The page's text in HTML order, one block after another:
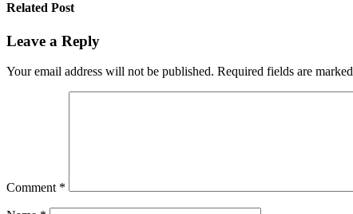
Related Post
Leave a Reply
Your email address will not be published. Required fields are marked
Comment *